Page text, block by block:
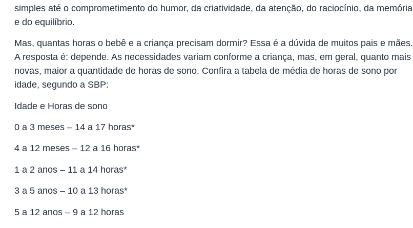
simples até o comprometimento do humor, da criatividade, da atenção, do raciocínio, da memória
e do equilíbrio.
Mas, quantas horas o bebê e a criança precisam dormir? Essa é a dúvida de muitos pais e mães.
A resposta é: depende. As necessidades variam conforme a criança, mas, em geral, quanto mais
novas, maior a quantidade de horas de sono. Confira a tabela de média de horas de sono por
idade, segundo a SBP:
Idade e Horas de sono
0 a 3 meses – 14 a 17 horas*
4 a 12 meses – 12 a 16 horas*
1 a 2 anos – 11 a 14 horas*
3 a 5 anos – 10 a 13 horas*
5 a 12 anos – 9 a 12 horas